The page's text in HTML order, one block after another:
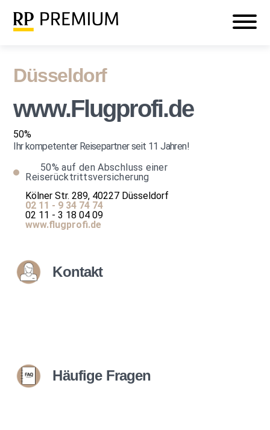
Login
Düsseldorf
www.Flugprofi.de
50%
Ihr kompetenter Reisepartner seit 11 Jahren!
50% auf den Abschluss einer
Reiserücktrittsversicherung
Kölner Str. 289, 40227 Düsseldorf
02 11 - 9 34 74 74
02 11 - 3 18 04 09
www.flugprofi.de
Kontakt
Häufige Fragen